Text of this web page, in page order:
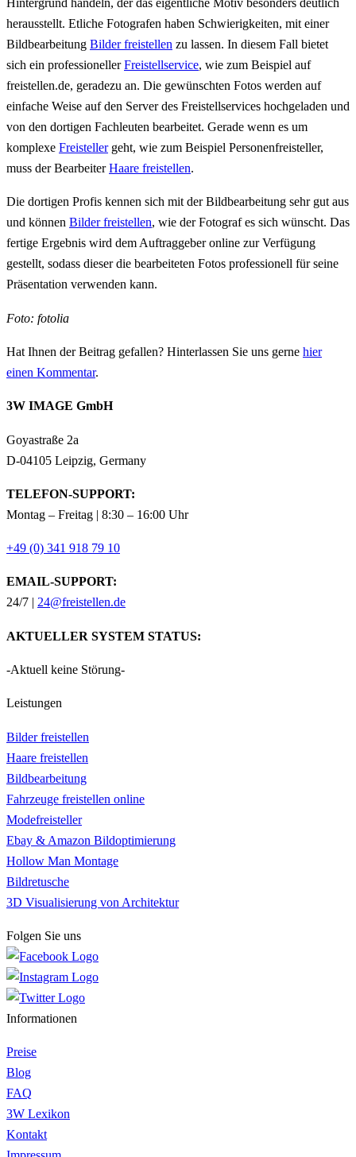
herausstellt. Etliche Fotografen haben Schwierigkeiten, mit einer
Bildbearbeitung Bilder freistellen zu lassen. In diesem Fall bietet
sich ein professionellerFreistellservice, wie zum Beispiel auf
freistellen.de, geradezu an. Die gewünschten Fotos werden auf
einfache Weise auf den Server des Freistellservices hochgeladen und
von den dortigen Fachleuten bearbeitet. Gerade wenn es um
komplexe Freistellergeht, wie zum Beispiel Personenfreisteller,
muss der BearbeiterHaare freistellen.
Die dortigen Profis kennen sich mit der Bildbearbeitung sehr gut aus
und können Bilder freistellen, wie der Fotograf es sich wünscht. Das
fertige Ergebnis wird dem Auftraggeber online zur Verfügung
gestellt, sodass dieser die bearbeiteten Fotos professionell für seine
Präsentation verwenden kann.
Foto: fotolia
Hat Ihnen der Beitrag gefallen? Hinterlassen Sie uns gerne hier
einen Kommentar.
3W IMAGE GmbH
Goyastraße 2a
D-04105 Leipzig, Germany
TELEFON-SUPPORT:
Montag – Freitag | 8:30 – 16:00 Uhr
+49 (0) 341 918 79 10
EMAIL-SUPPORT:
24/7 | 24@freistellen.de
AKTUELLER SYSTEM STATUS:
-Aktuell keine Störung-
Leistungen
Bilder freistellen
Haare freistellen
Bildbearbeitung
Fahrzeuge freistellen online
Modefreisteller
Ebay & Amazon Bildoptimierung
Hollow Man Montage
Bildretusche
3D Visualisierung von Architektur
Folgen Sie uns
Informationen
Preise
Blog
FAQ
3W Lexikon
Kontakt